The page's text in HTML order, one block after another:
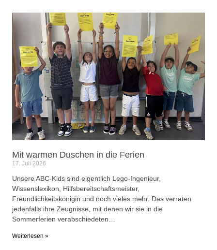
Mit warmen Duschen in die Ferien
17. Juli 2026
Unsere ABC-Kids sind eigentlich Lego-Ingenieur,
Wissenslexikon, Hilfsbereitschaftsmeister,
Freundlichkeitskönigin und noch vieles mehr. Das verraten
jedenfalls ihre Zeugnisse, mit denen wir sie in die
Sommerferien verabschiedeten…
Weiterlesen »